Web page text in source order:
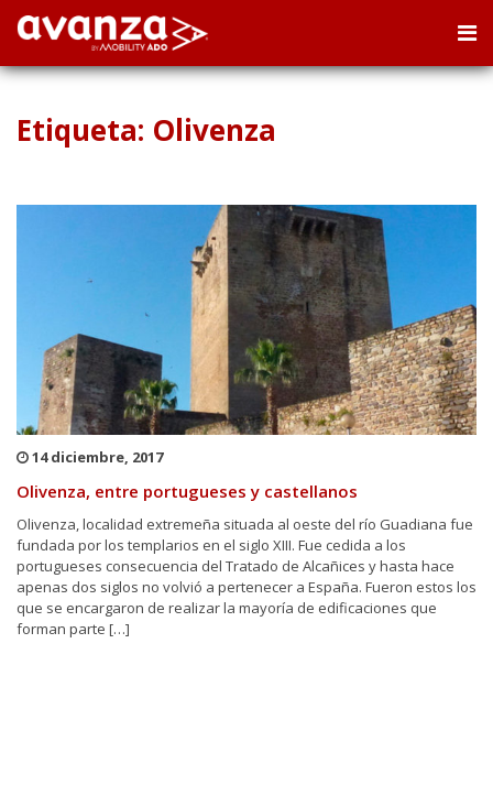
Etiqueta: Olivenza
14 diciembre, 2017
Olivenza, entre portugueses y castellanos
Olivenza, localidad extremeña situada al oeste del río Guadiana fue
fundada por los templarios en el siglo XIII. Fue cedida a los
portugueses consecuencia del Tratado de Alcañices y hasta hace
apenas dos siglos no volvió a pertenecer a España. Fueron estos los
que se encargaron de realizar la mayoría de edificaciones que
forman parte […]